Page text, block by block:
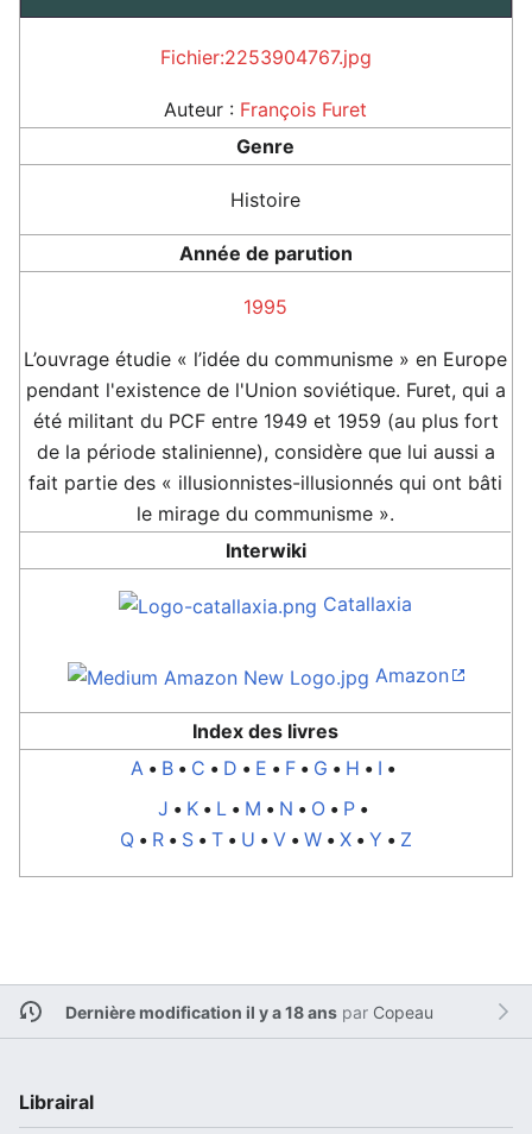
Fichier:2253904767.jpg
Auteur : François Furet
Genre
Histoire
Année de parution
1995
L’ouvrage étudie « l’idée du communisme » en Europe
pendant l'existence de l'Union soviétique. Furet, qui a
été militant du PCF entre 1949 et 1959 (au plus fort
de la période stalinienne), considère que lui aussi a
fait partie des « illusionnistes-illusionnés qui ont bâti
le mirage du communisme ».
Interwiki
Catallaxia
Amazon
Index des livres
A • B • C • D • E • F • G • H • I •
J • K • L • M • N • O • P •
Q• R• S• T• U • V• W• X• Y • Z
Dernière modification il y a 18 anspar Copeau
Librairal